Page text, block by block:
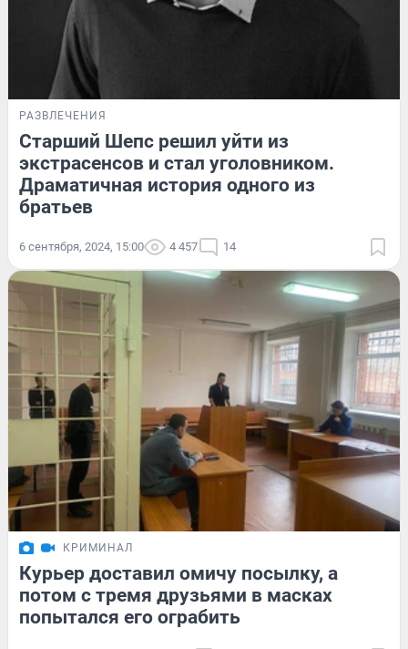
РАЗВЛЕЧЕНИЯ
Старший Шепс решил уйти из
экстрасенсов и стал уголовником.
Драматичная история одного из
братьев
6 сентября, 2024, 15:00 4 457 14
КРИМИНАЛ
Курьер доставил омичу посылку, а
потом с тремя друзьями в масках
попытался его ограбить